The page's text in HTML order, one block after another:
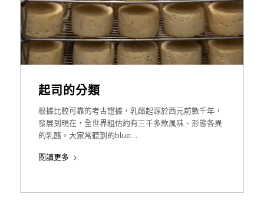
起司的分類
根據比較可靠的考古證據，乳酪起源於西元前數千年，
發展到現在，全世界粗估約有三千多款風味、形態各異
的乳酪。大家常聽到的blue…
閱讀更多